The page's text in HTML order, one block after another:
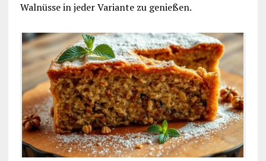
Walnüsse in jeder Variante zu genießen.